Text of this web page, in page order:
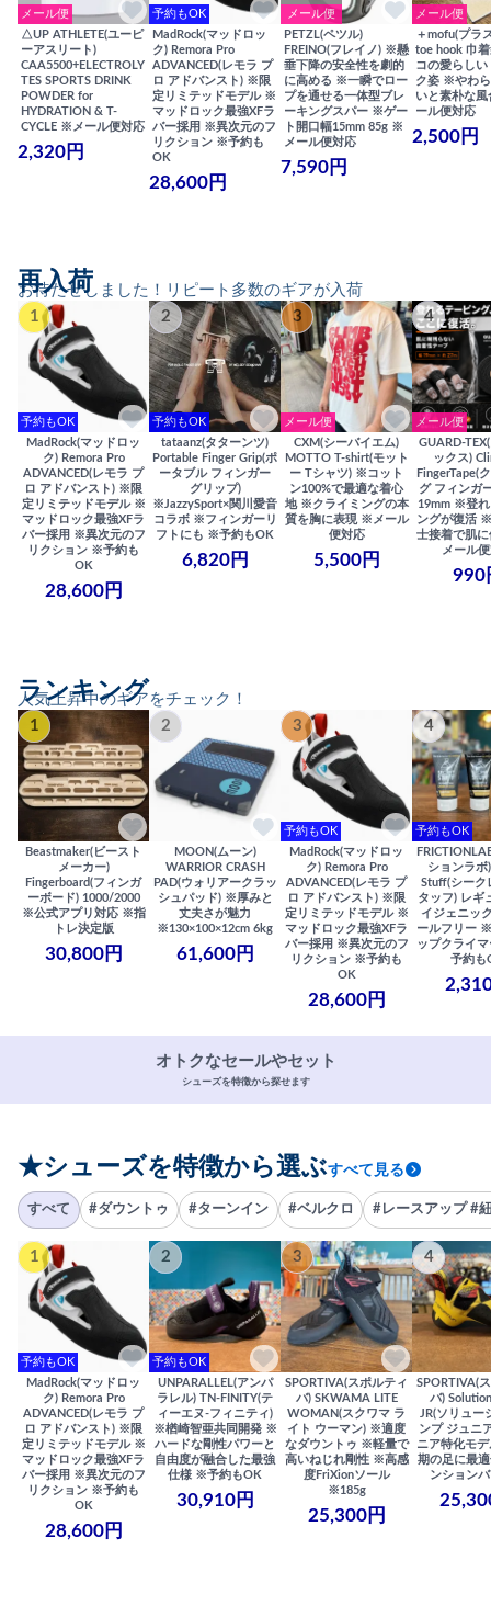
メール便
△UP ATHLETE(ユーピ
ーアスリート)
CAA5500+ELECTROLY
TES SPORTS DRINK
POWDER for
HYDRATION & T-
CYCLE ※メール便対応
2,320円
予約もOK
MadRock(マッドロッ
ク) Remora Pro
ADVANCED(レモラ プ
ロ アドバンスト) ※限
定リミテッドモデル ※
マッドロック最強XFラ
バー採用 ※異次元のフ
リクション ※予約も
OK
28,600円
メール便
PETZL(ペツル)
FREINO(フレイノ) ※懸
垂下降の安全性を劇的
に高める ※一瞬でロー
プを通せる一体型ブレ
ーキングスパー ※ゲー
ト開口幅15mm 85g ※
メール便対応
7,590円
メール便
＋mofu(プラ
toe hook 巾
コの愛らしい
ク姿 ※やわ
いと素朴な
ール便対応
2,500円
お待たせしました！リピート多数のギアが入荷
再入荷
1
予約もOK
MadRock(マッドロッ
ク) Remora Pro
ADVANCED(レモラ プ
ロ アドバンスト) ※限
定リミテッドモデル ※
マッドロック最強XFラ
バー採用 ※異次元のフ
リクション ※予約も
OK
28,600円
2
予約もOK
tataanz(タターンツ)
Portable Finger Grip(ポ
ータブル フィンガー
グリップ)
※JazzySport×関川愛音
コラボ ※フィンガーリ
フトにも ※予約もOK
6,820円
3
メール便
CXM(シーバイエム)
MOTTO T-shirt(モット
ー Tシャツ) ※コット
ン100%で最適な着心
地 ※クライミングの本
質を胸に表現 ※メール
便対応
5,500円
4
メール便
GUARD-
ックス)
FingerTape(
グ フィンガ
19mm ※登れ
ングが復活
士接着で肌
メール
990
人気上昇中のギアをチェック！
ランキング
1
Beastmaker(ビースト
メーカー)
Fingerboard(フィンガ
ーボード) 1000/2000
※公式アプリ対応 ※指
トレ決定版
30,800円
2
MOON(ムーン)
WARRIOR CRASH
PAD(ウォリアークラッ
シュパッド) ※厚みと
丈夫さが魅力
※130×100×12cm 6kg
61,600円
3
予約もOK
MadRock(マッドロッ
ク) Remora Pro
ADVANCED(レモラ プ
ロ アドバンスト) ※限
定リミテッドモデル ※
マッドロック最強XFラ
バー採用 ※異次元のフ
リクション ※予約も
OK
28,600円
4
予約もOK
ションラボ
Stuff(シーク
タッフ) レギ
イジェニッ
ールフリー
ップクライ
予約も
オトクなセールやセット
シューズを特徴から探せます
★シューズを特徴から選ぶすべて見る
すべて #ダウントゥ #ターンイン #ベルクロ #レースアップ #
1
予約もOK
MadRock(マッドロッ
ク) Remora Pro
ADVANCED(レモラ プ
ロ アドバンスト) ※限
定リミテッドモデル ※
マッドロック最強XFラ
バー採用 ※異次元のフ
リクション ※予約も
OK
28,600円
2
予約もOK
UNPARALLEL(アンパ
ラレル) TN-FINITY(テ
ィーエヌ-フィニティ)
※楢崎智亜共同開発 ※
ハードな剛性パワーと
自由度が融合した最強
仕様 ※予約もOK
30,910円
3
SPORTIVA(スポルティ
バ) SKWAMA LITE
WOMAN(スクワマ ラ
イト ウーマン) ※適度
なダウントゥ ※軽量で
高いねじれ剛性 ※高感
度FriXionソール
※185g
25,300円
4
SPORTIVA(
バ)
JR(ソリュー
ンプ ジュニ
ニア特化モ
期の足に最
ンション